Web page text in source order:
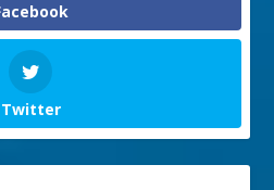
Twitter